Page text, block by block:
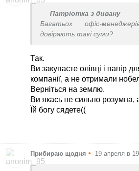
Патріотка з дивану
Багатьох офіс-
довіряють такі суми?
Так.
Ви закупаєте олівці і папір
компанії, а не отримали
Верніться на землю.
Ви якась не сильно розумна,
Їй богу сядете((
Прибираю щодня • 19 апреля в